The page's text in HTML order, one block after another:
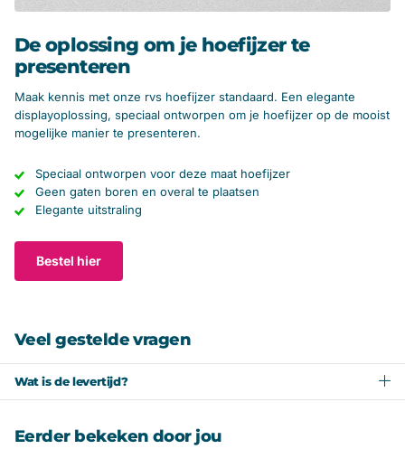
De oplossing om je hoefijzer te
presenteren
Maak kennis met onze rvs hoefijzer standaard. Een elegante
displayoplossing, speciaal ontworpen om je hoefijzer op de mooist
mogelijke manier te presenteren.
Speciaal ontworpen voor deze maat hoefijzer
Geen gaten boren en overal te plaatsen
Elegante uitstraling
Bestel hier
Veel gestelde vragen
Wat is de levertijd?
Eerder bekeken door jou